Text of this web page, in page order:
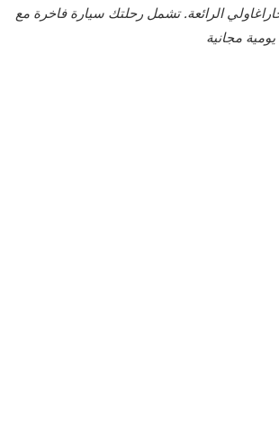
خاراغاولي الرائعة. تشمل رحلتك سيارة فاخرة مع